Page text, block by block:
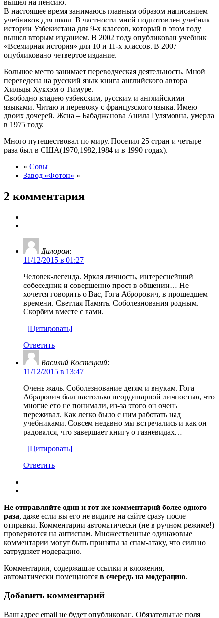
вышел на пенсию.
В настоящее время занимаюсь главным образом написанием
учебников для школ. В частности мной подготовлен учебник
истории Узбекистана для 9-х классов, который в этом году
вышел вторым изданием. В 2002 году опубликован учебник
«Всемирная история» для 10 и 11-х классов. В 2007
опубликовано четвертое издание.
Большое место занимает переводческая деятельность. Мной
переведена на русский язык книга английского автора
Хильды Хукхэм о Тимуре.
Свободно владею узбекским, русским и английскими
языками. Читаю и перевожу с французского языка. Имею
двоих дочерей. Жена – Бабаджанова Анила Гулямовна, умерла
в 1975 году.
Много путешествовал по миру. Посетил 25 стран и четыре
раза был в США(1970,1982,1984 и в 1990 годах).
« Совы
Завод «Фотон» »
2 комментария
Дилором:
11/12/2015 в 01:27
Человек-легенда. Яркая личность, интереснейший
собеседник и совершенно прост в общении… Не
хочется говорить о Вас, Гога Аброрович, в прошедшем
времени. Светлая Память. Соболезнования родным.
Скорбим вместе с вами.
[Цитировать]
Ответить
Василий Костецкий:
11/12/2015 в 13:47
Очень жаль. Соболезнование детям и внукам. Гога
Абрарович был настолько неординарной личностью, что
многие его не понимали, из-за этого он очень
переживал. Как легко было с ним работать над
учебниками. Совсем недавно мы встречались и как он
радовался, что завершает книгу о газневидах…
[Цитировать]
Ответить
Не отправляйте один и тот же комментарий более одного
раза, даже если вы его не видите на сайте сразу после
отправки. Комментарии автоматически (не в ручном режиме!)
проверяются на антиспам. Множественные одинаковые
комментарии могут быть приняты за спам-атаку, что сильно
затрудняет модерацию.
Комментарии, содержащие ссылки и вложения,
автоматически помещаются в очередь на модерацию.
Добавить комментарий
Ваш адрес email не будет опубликован. Обязательные поля